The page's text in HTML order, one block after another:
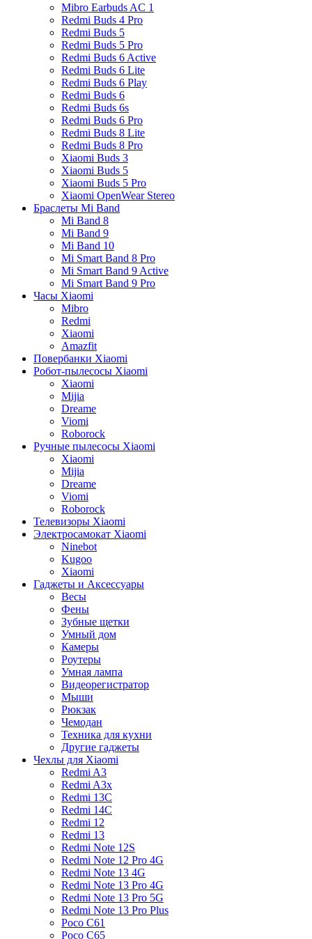
Mibro Earbuds AC 1
Redmi Buds 4 Pro
Redmi Buds 5
Redmi Buds 5 Pro
Redmi Buds 6 Active
Redmi Buds 6 Lite
Redmi Buds 6 Play
Redmi Buds 6
Redmi Buds 6s
Redmi Buds 6 Pro
Redmi Buds 8 Lite
Redmi Buds 8 Pro
Xiaomi Buds 3
Xiaomi Buds 5
Xiaomi Buds 5 Pro
Xiaomi OpenWear Stereo
Браслеты Mi Band
Mi Band 8
Mi Band 9
Mi Band 10
Mi Smart Band 8 Pro
Mi Smart Band 9 Active
Mi Smart Band 9 Pro
Часы Xiaomi
Mibro
Redmi
Xiaomi
Amazfit
Повербанки Xiaomi
Робот-пылесосы Xiaomi
Xiaomi
Mijia
Dreame
Viomi
Roborock
Ручные пылесосы Xiaomi
Xiaomi
Mijia
Dreame
Viomi
Roborock
Телевизоры Xiaomi
Электросамокат Xiaomi
Ninebot
Kugoo
Xiaomi
Гаджеты и Аксессуары
Весы
Фены
Зубные щетки
Умный дом
Камеры
Роутеры
Умная лампа
Видеорегистратор
Мыши
Рюкзак
Чемодан
Техника для кухни
Другие гаджеты
Чехлы для Xiaomi
Redmi A3
Redmi A3x
Redmi 13C
Redmi 14C
Redmi 12
Redmi 13
Redmi Note 12S
Redmi Note 12 Pro 4G
Redmi Note 13 4G
Redmi Note 13 Pro 4G
Redmi Note 13 Pro 5G
Redmi Note 13 Pro Plus
Poco C61
Poco C65